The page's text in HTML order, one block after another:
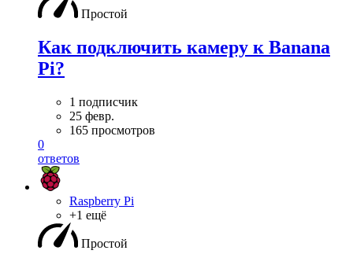
Простой
Как подключить камеру к Banana
Pi?
1 подписчик
25 февр.
165 просмотров
0
ответов
Raspberry Pi
+1 ещё
Простой